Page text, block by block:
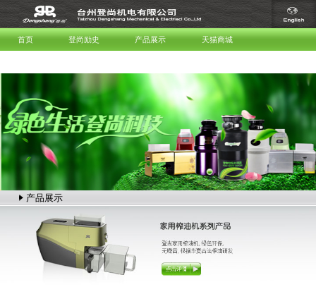
首页 登尚励史 产品展示 天猫商城
产品展示